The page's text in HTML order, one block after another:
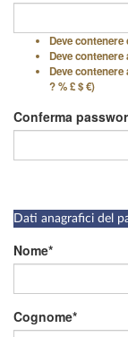
Deve
Deve
Deve
? % £ $ €)
Conferma
Dati anagrafici del
Nome
Cognome